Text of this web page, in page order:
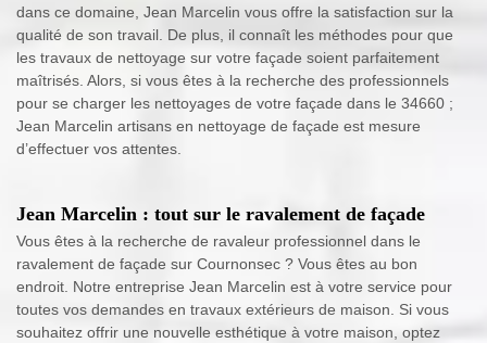
dans ce domaine, Jean Marcelin vous offre la satisfaction sur la
qualité de son travail. De plus, il connaît les méthodes pour que
les travaux de nettoyage sur votre façade soient parfaitement
maîtrisés. Alors, si vous êtes à la recherche des professionnels
pour se charger les nettoyages de votre façade dans le 34660 ;
Jean Marcelin artisans en nettoyage de façade est mesure
d’effectuer vos attentes.
Jean Marcelin : tout sur le ravalement de façade
Vous êtes à la recherche de ravaleur professionnel dans le
ravalement de façade sur Cournonsec ? Vous êtes au bon
endroit. Notre entreprise Jean Marcelin est à votre service pour
toutes vos demandes en travaux extérieurs de maison. Si vous
souhaitez offrir une nouvelle esthétique à votre maison, optez